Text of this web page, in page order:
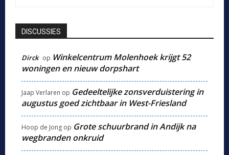
DISCUSSIES
Dirck op Winkelcentrum Molenhoek krijgt 52
woningen en nieuw dorpshart
Jaap Verlaren op Gedeeltelijke zonsverduistering in
augustus goed zichtbaar in West-Friesland
Hoop de Jong op Grote schuurbrand in Andijk na
wegbranden onkruid